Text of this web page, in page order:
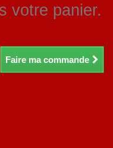
votre panier.
Faire ma commande